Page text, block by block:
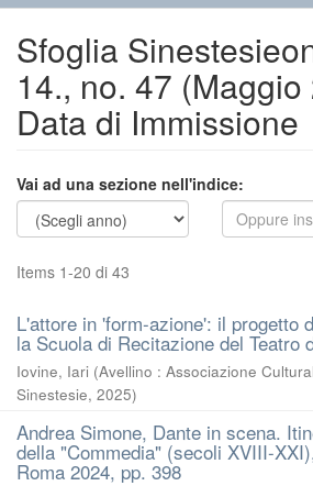
Sfoglia
14., no. 47
Data di Immissione
Vai ad una sezione nell'indice:
Items 1-20 di 43
L'attore in 'form-azione': il progetto
la Scuola di Recitazione del Teatro
Iovine, Iari (Avellino : Associazione
Sinestesie, 2025)
Andrea Simone, Dante in scena.
della "Commedia" (secoli XVIII-
Roma 2024, pp. 398